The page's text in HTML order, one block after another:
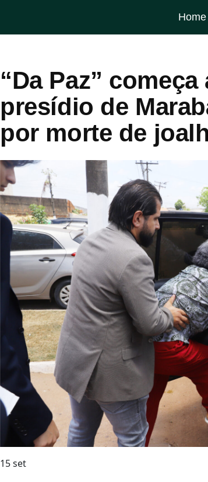
Home
“Da Paz”
presídio de
por morte de
15set